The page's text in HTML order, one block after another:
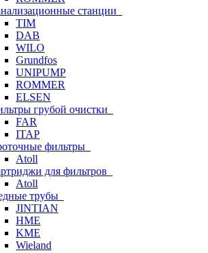
станции
TIM
DAB
WILO
Grundfos
UNIPUMP
ROMMER
ELSEN
грубой очистки
FAR
ITAP
фильтры
Atoll
для фильтров
Atoll
трубы
JINTIAN
HME
KME
Wieland